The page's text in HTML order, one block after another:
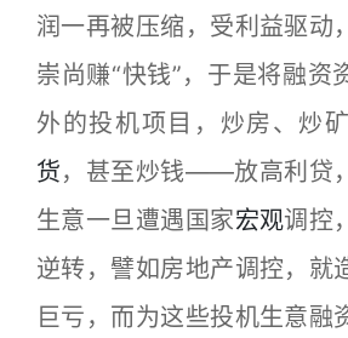
润一再被压缩，受利益驱动
崇尚赚“快钱”，于是将融资
外的投机项目，炒房、炒
货，甚至炒钱——放高利贷
生意一旦遭遇国家宏观调控
逆转，譬如房地产调控，就
巨亏，而为这些投机生意融